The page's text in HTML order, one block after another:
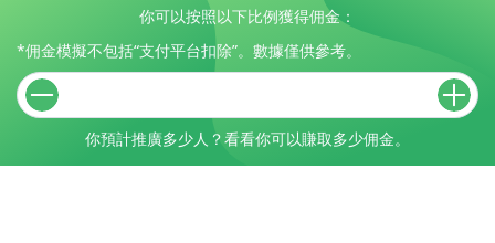
你可以按照以下比例獲得佣金：
*佣金模擬不包括“支付平台扣除”。數據僅供參考。
你預計推廣多少人？看看你可以賺取多少佣金。